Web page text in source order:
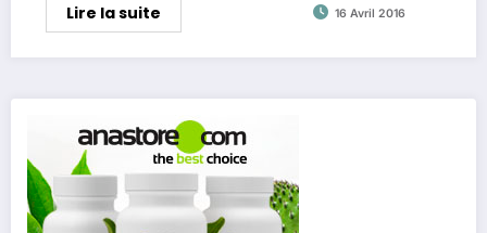
Lire la suite 16 Avril 2016